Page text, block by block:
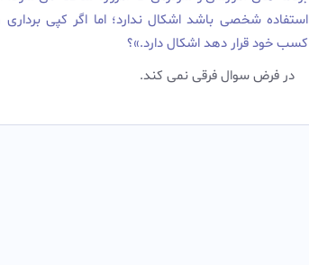
استفاده شخصى باشد اشكال ندارد؛ اما اگر کپى ‏بردارى
كسب خود قرار دهد اشكال دارد.»؟
در فرض سوال فرقى نمى‏ كند.